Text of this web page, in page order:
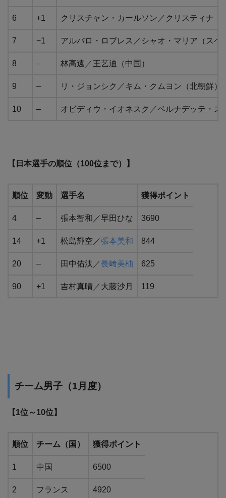
6 +1 クリスチャン・カールソン／クリスティナ
7 −1 アルバロ・ロブレス／シャオ・マリア（スペ
8 – 林高遠／王艺迪（中国）
9 – リ・ジョンシク／キム・クムヨン（北朝鮮）
10 – オビディウ・イオネスク／ベルナデッテ・ス
【日本選手の順位（100位まで）】
順位 変動 選手名 獲得ポイント
4 – 張本智和／早田ひな 3690
14 +1 松島輝空／張本美和 844
20 – 田中佑汰／長﨑美柚 625
90 +1 吉村真晴／大藤沙月 119
チーム男子（1月度）
【1位～10位】
順位 チーム（国） 獲得ポイント
1 中国 6500
2 フランス 4920